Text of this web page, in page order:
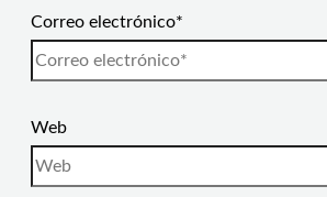
Correo electrónico*
Web